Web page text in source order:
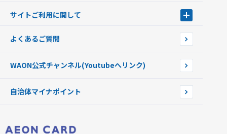
提携WAONカード
WAONチャージャーmini
WAONカードの拾得について
サイトご利用に関して
企業情報
よくあるご質問
WAON公式チャンネル(Youtubeへリンク)
自治体マイナポイント